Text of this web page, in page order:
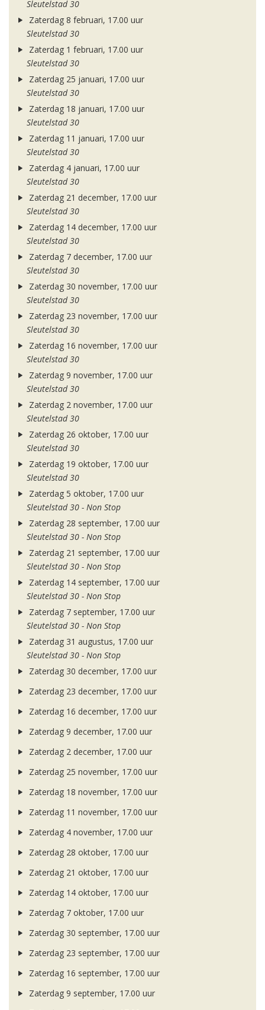
Sleutelstad 30
Zaterdag 8 februari, 17.00 uur
Sleutelstad 30
Zaterdag 1 februari, 17.00 uur
Sleutelstad 30
Zaterdag 25 januari, 17.00 uur
Sleutelstad 30
Zaterdag 18 januari, 17.00 uur
Sleutelstad 30
Zaterdag 11 januari, 17.00 uur
Sleutelstad 30
Zaterdag 4 januari, 17.00 uur
Sleutelstad 30
Zaterdag 21 december, 17.00 uur
Sleutelstad 30
Zaterdag 14 december, 17.00 uur
Sleutelstad 30
Zaterdag 7 december, 17.00 uur
Sleutelstad 30
Zaterdag 30 november, 17.00 uur
Sleutelstad 30
Zaterdag 23 november, 17.00 uur
Sleutelstad 30
Zaterdag 16 november, 17.00 uur
Sleutelstad 30
Zaterdag 9 november, 17.00 uur
Sleutelstad 30
Zaterdag 2 november, 17.00 uur
Sleutelstad 30
Zaterdag 26 oktober, 17.00 uur
Sleutelstad 30
Zaterdag 19 oktober, 17.00 uur
Sleutelstad 30
Zaterdag 5 oktober, 17.00 uur
Sleutelstad 30 - Non Stop
Zaterdag 28 september, 17.00 uur
Sleutelstad 30 - Non Stop
Zaterdag 21 september, 17.00 uur
Sleutelstad 30 - Non Stop
Zaterdag 14 september, 17.00 uur
Sleutelstad 30 - Non Stop
Zaterdag 7 september, 17.00 uur
Sleutelstad 30 - Non Stop
Zaterdag 31 augustus, 17.00 uur
Sleutelstad 30 - Non Stop
Zaterdag 30 december, 17.00 uur
Zaterdag 23 december, 17.00 uur
Zaterdag 16 december, 17.00 uur
Zaterdag 9 december, 17.00 uur
Zaterdag 2 december, 17.00 uur
Zaterdag 25 november, 17.00 uur
Zaterdag 18 november, 17.00 uur
Zaterdag 11 november, 17.00 uur
Zaterdag 4 november, 17.00 uur
Zaterdag 28 oktober, 17.00 uur
Zaterdag 21 oktober, 17.00 uur
Zaterdag 14 oktober, 17.00 uur
Zaterdag 7 oktober, 17.00 uur
Zaterdag 30 september, 17.00 uur
Zaterdag 23 september, 17.00 uur
Zaterdag 16 september, 17.00 uur
Zaterdag 9 september, 17.00 uur